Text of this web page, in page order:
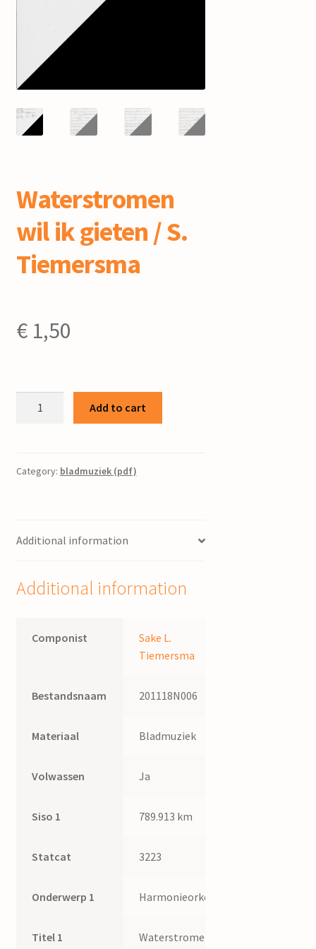
Waterstromen
wil ik gieten / S.
Tiemersma
€1,50
/
Add to cart
Category: bladmuziek (pdf)
Additional information
Additional information
Componist
Sake L.
Tiemersma
Bestandsnaam 201118N006
Materiaal Bladmuziek
Volwassen Ja
Siso 1 789.913 km
Statcat 3223
Onderwerp 1 Harmonieorkest
Titel 1
Waterstromen